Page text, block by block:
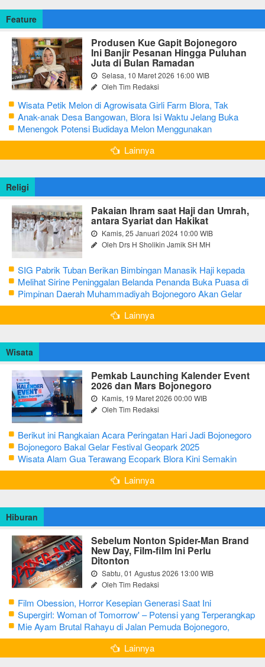
Feature
Produsen Kue Gapit Bojonegoro
Ini Banjir Pesanan Hingga Puluhan
Juta di Bulan Ramadan
Selasa, 10 Maret 2026 16:00 WIB
Oleh Tim Redaksi
Wisata Petik Melon di Agrowisata Girli Farm Blora, Tak
Sampai 5 Hari Sudah Ludes Terjual
Anak-anak Desa Bangowan, Blora Isi Waktu Jelang Buka
Puasa dengan Latihan Gamelan
Menengok Potensi Budidaya Melon Menggunakan
Greenhouse di Bojonegoro
Lainnya
Religi
Pakaian Ihram saat Haji dan Umrah,
antara Syariat dan Hakikat
Kamis, 25 Januari 2024 10:00 WIB
Oleh Drs H Sholikin Jamik SH MH
SIG Pabrik Tuban Berikan Bimbingan Manasik Haji kepada
CJH Kabupaten Tuban
Melihat Sirine Peninggalan Belanda Penanda Buka Puasa di
Pendopo Bupati Blora
Pimpinan Daerah Muhammadiyah Bojonegoro Akan Gelar
Salat Iduladha 9 Juli 2022
Lainnya
Wisata
Pemkab Launching Kalender Event
2026 dan Mars Bojonegoro
Kamis, 19 Maret 2026 00:00 WIB
Oleh Tim Redaksi
Berikut ini Rangkaian Acara Peringatan Hari Jadi Bojonegoro
Ke-348 Tahun 2025
Bojonegoro Bakal Gelar Festival Geopark 2025
Wisata Alam Gua Terawang Ecopark Blora Kini Semakin
Menarik
Lainnya
Hiburan
Sebelum Nonton Spider-Man Brand
New Day, Film-film Ini Perlu
Ditonton
Sabtu, 01 Agustus 2026 13:00 WIB
Oleh Tim Redaksi
Film Obession, Horror Kesepian Generasi Saat Ini
Supergirl: Woman of Tomorrow' – Potensi yang Terperangkap
dalam Narasi Generik
Mie Ayam Brutal Rahayu di Jalan Pemuda Bojonegoro,
Kuliner dengan Banyak Pilihan Menu
Lainnya